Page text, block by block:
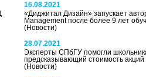
16.08.2021
«Диджитал Дизайн» запускает
Management после более 9 лет
(Новости)
28.07.2021
Эксперты СПбГУ помогли
предсказывающий стоимость акций
(Новости)